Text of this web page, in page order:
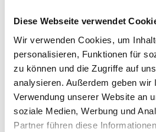
Diese Webseite verwendet
Wir verwenden Cookies, um
personalisieren, Funktionen für
zu können und die Zugriffe auf
analysieren. Außerdem geben wir
Verwendung unserer Website an
soziale Medien, Werbung und
Partner führen diese
VERANSTALTUNGSORT
Basilika